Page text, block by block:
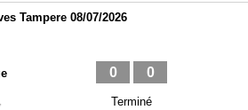
Tampere 08/07/2026
0 0
Terminé